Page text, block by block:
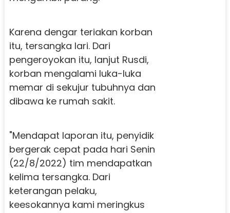
Karena dengar teriakan korban
itu, tersangka lari. Dari
pengeroyokan itu, lanjut Rusdi,
korban mengalami luka-luka
memar di sekujur tubuhnya dan
dibawa ke rumah sakit.
"Mendapat laporan itu, penyidik
bergerak cepat pada hari Senin
(22/8/2022) tim mendapatkan
kelima tersangka. Dari
keterangan pelaku,
keesokannya kami meringkus